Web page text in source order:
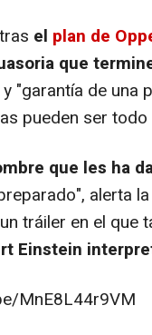
el plan de
que
y "garantía de una
pueden ser
que les ha
alerta
tráiler en el que
Einstein
MnE8L44r9VM